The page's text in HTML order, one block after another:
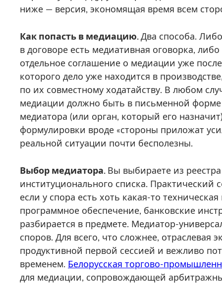
ниже — версия, экономящая время всем
Как попасть в медиацию.Два способа.
в договоре есть медиативная оговорка,
отдельное соглашение о медиации уже
которого дело уже находится в
по их совместному ходатайству. В любом
медиации должно быть в письменной
медиатора (или орган, который его
формулировки вроде «стороны приложат
реальной ситуации почти бесполезны.
Выбор медиатора. Вы выбираете из
институционального списка.
если у спора есть хоть какая-то
программное обеспечение, банковские
разбирается в предмете. Медиатор-
споров. Для всего, что сложнее, отраслевая
продуктивной первой сессией и вежливо
временем. Белорусская торгово-
для медиации, сопровождающей